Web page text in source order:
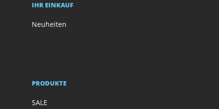
IHR EINKAUF
Neuheiten
PRODUKTE
SALE